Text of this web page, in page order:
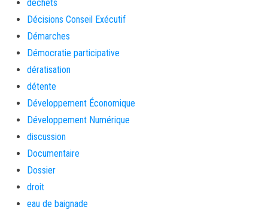
déchets
Décisions Conseil Exécutif
Démarches
Démocratie participative
dératisation
détente
Développement Économique
Développement Numérique
discussion
Documentaire
Dossier
droit
eau de baignade